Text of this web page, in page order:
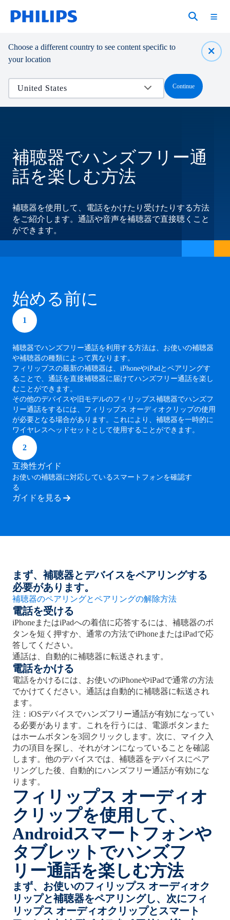
Choose a different country to see content specific to
your location
Continue
補聴器でハンズフリー通
話を楽しむ方法
補聴器を使用して、電話をかけたり受けたりする方法
をご紹介します。通話や音声を補聴器で直接聴くこと
ができます。
始める前に
1
補聴器でハンズフリー通話を利用する方法は、お使いの補聴器
や補聴器の種類によって異なります。
フィリップスの最新の補聴器は、iPhoneやiPadとペアリングす
ることで、通話を直接補聴器に届けてハンズフリー通話を楽し
むことができます。
その他のデバイスや旧モデルのフィリップス補聴器でハンズフ
リー通話をするには、フィリップス オーディオクリップの使用
が必要となる場合があります。これにより、補聴器を一時的に
ワイヤレスヘッドセットとして使用することができます。
2
互換性ガイド
お使いの補聴器に対応しているスマートフォンを確認す
る
ガイドを見る
まず、補聴器とデバイスをペアリングする
必要があります。
補聴器のペアリングとペアリングの解除方法
電話を受ける
iPhoneまたはiPadへの着信に応答するには、補聴器のボ
タンを短く押すか、通常の方法でiPhoneまたはiPadで応
答してください。
通話は、自動的に補聴器に転送されます。
電話をかける
電話をかけるには、お使いのiPhoneやiPadで通常の方法
でかけてください。通話は自動的に補聴器に転送され
ます。
注：iOSデバイスでハンズフリー通話が有効になってい
る必要があります。これを行うには、電源ボタンまた
はホームボタンを3回クリックします。次に、マイク入
力の項目を探し、それがオンになっていることを確認
します。他のデバイスでは、補聴器をデバイスにペア
リングした後、自動的にハンズフリー通話が有効にな
ります。
フィリップス オーディオ
クリップを使用して、
Androidスマートフォンや
タブレットでハンズフ
リー通話を楽しむ方法
まず、お使いのフィリップス オーディオク
リップと補聴器をペアリングし、次にフィ
リップス オーディオクリップとスマート